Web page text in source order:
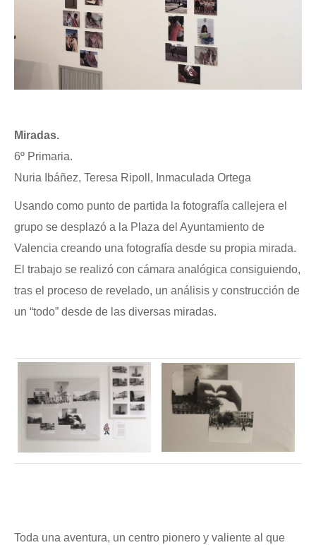
Miradas.
6º Primaria.
Nuria Ibáñez, Teresa Ripoll, Inmaculada Ortega
Usando como punto de partida la fotografía callejera el
grupo se desplazó a la Plaza del Ayuntamiento de
Valencia creando una fotografía desde su propia mirada.
El trabajo se realizó con cámara analógica consiguiendo,
tras el proceso de revelado, un análisis y construcción de
un “todo” desde de las diversas miradas.
Toda una aventura, un centro pionero y valiente al que